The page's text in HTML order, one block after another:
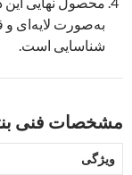
به‌صورت لایه‌ای و
شناسایی است.
مشخصات فنی
ویژگی